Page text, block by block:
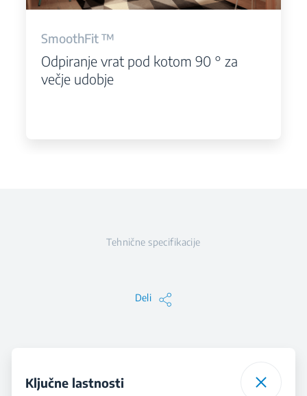
SmoothFit ™
Odpiranje vrat pod kotom 90 ° za
večje udobje
Tehnične specifikacije
Deli
Ključne lastnosti